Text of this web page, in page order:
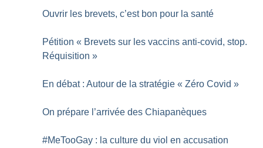
Ouvrir les brevets, c’est bon pour la santé
Pétition « Brevets sur les vaccins anti-covid, stop.
Réquisition »
En débat : Autour de la stratégie « Zéro Covid »
On prépare l’arrivée des Chiapanèques
#MeTooGay : la culture du viol en accusation